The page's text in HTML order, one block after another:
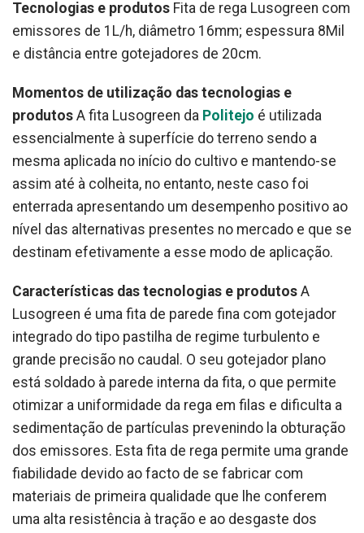
Tecnologias e produtos Fita de rega Lusogreen com
emissores de 1L/h, diâmetro 16mm; espessura 8Mil
e distância entre gotejadores de 20cm.
Momentos de utilização das tecnologias e
produtos A fita Lusogreen da Politejo é utilizada
essencialmente à superfície do terreno sendo a
mesma aplicada no início do cultivo e mantendo-se
assim até à colheita, no entanto, neste caso foi
enterrada apresentando um desempenho positivo ao
nível das alternativas presentes no mercado e que se
destinam efetivamente a esse modo de aplicação.
Características das tecnologias e produtos A
Lusogreen é uma fita de parede fina com gotejador
integrado do tipo pastilha de regime turbulento e
grande precisão no caudal. O seu gotejador plano
está soldado à parede interna da fita, o que permite
otimizar a uniformidade da rega em filas e dificulta a
sedimentação de partículas prevenindo la obturação
dos emissores. Esta fita de rega permite uma grande
fiabilidade devido ao facto de se fabricar com
materiais de primeira qualidade que lhe conferem
uma alta resistência à tração e ao desgaste dos